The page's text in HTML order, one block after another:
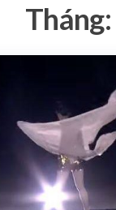
Tháng: